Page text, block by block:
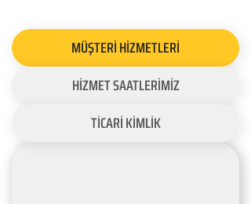
MÜŞTERİ HİZMETLERİ
HİZMET SAATLERİMİZ
TİCARİ KİMLİK